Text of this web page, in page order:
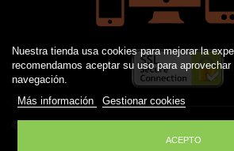
Nuestra tienda usa cookies para mejorar la
recomendamos aceptar su uso para
navegación.
Más información
Gestionar cookies
ACEPTO